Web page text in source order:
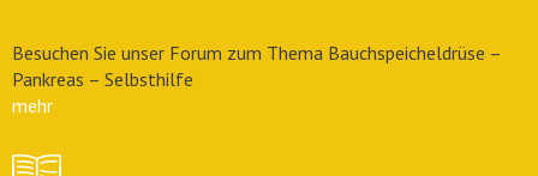
Besuchen Sie unser Forum zum Thema Bauchspeicheldrüse –
Pankreas – Selbsthilfe
mehr